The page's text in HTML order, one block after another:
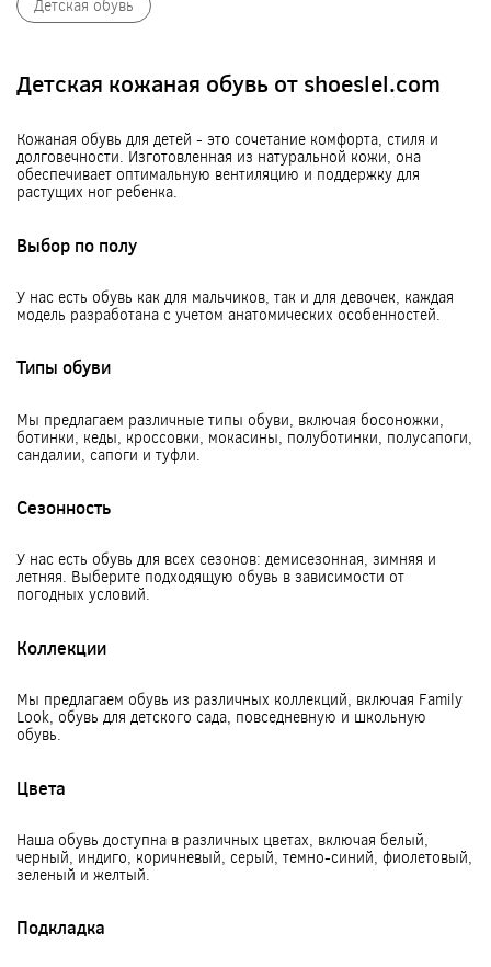
Детская обувь
Детская кожаная обувь от shoeslel.com
Кожаная обувь для детей - это сочетание комфорта, стиля и
долговечности. Изготовленная из натуральной кожи, она
обеспечивает оптимальную вентиляцию и поддержку для
растущих ног ребенка.
Выбор по полу
У нас есть обувь как для мальчиков, так и для девочек, каждая
модель разработана с учетом анатомических особенностей.
Типы обуви
Мы предлагаем различные типы обуви, включая босоножки,
ботинки, кеды, кроссовки, мокасины, полуботинки, полусапоги,
сандалии, сапоги и туфли.
Сезонность
У нас есть обувь для всех сезонов: демисезонная, зимняя и
летняя. Выберите подходящую обувь в зависимости от
погодных условий.
Коллекции
Мы предлагаем обувь из различных коллекций, включая Family
Look, обувь для детского сада, повседневную и школьную
обувь.
Цвета
Наша обувь доступна в различных цветах, включая белый,
черный, индиго, коричневый, серый, темно-синий, фиолетовый,
зеленый и желтый.
Подкладка